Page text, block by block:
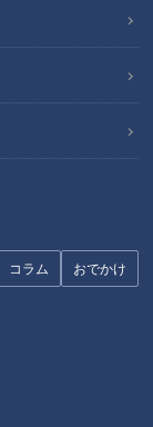
コラム おでかけ
へアクセスして
入り) 10名様